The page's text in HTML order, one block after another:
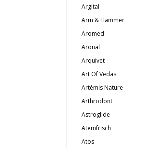
Argital
Arm & Hammer
Aromed
Aronal
Arquivet
Art Of Vedas
Artémis Nature
Arthrodont
Astroglide
Atemfrisch
Atos